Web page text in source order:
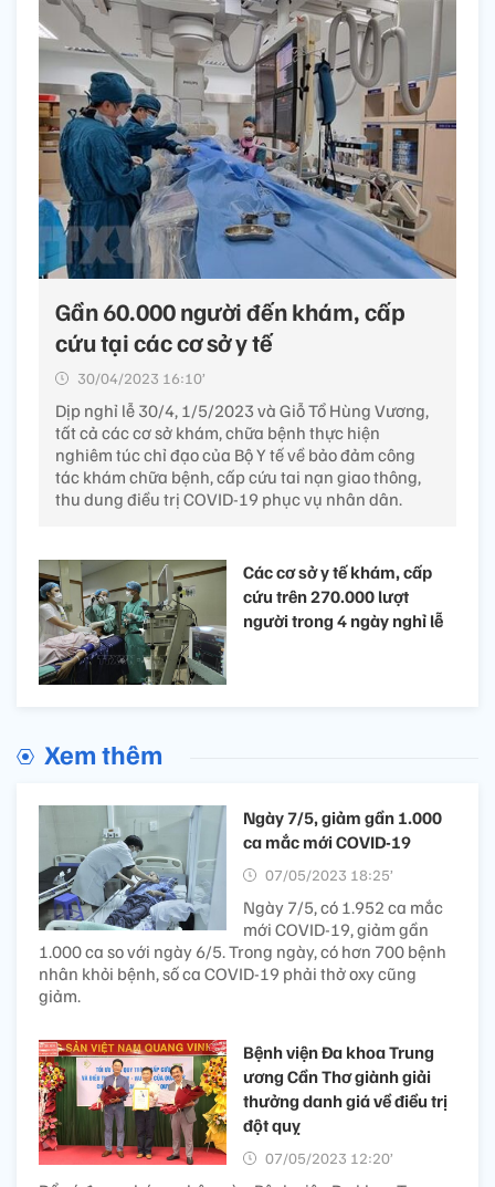
Gần 60.000 người đến khám, cấp
cứu tại các cơ sở y tế
30/04/2023 16:10’
Dịp nghỉ lễ 30/4, 1/5/2023 và Giỗ Tổ Hùng Vương,
tất cả các cơ sở khám, chữa bệnh thực hiện
nghiêm túc chỉ đạo của Bộ Y tế về bảo đảm công
tác khám chữa bệnh, cấp cứu tai nạn giao thông,
thu dung điều trị COVID-19 phục vụ nhân dân.
Các cơ sở y tế khám, cấp
cứu trên 270.000 lượt
người trong 4 ngày nghỉ lễ
Xem thêm
Ngày 7/5, giảm gần 1.000
ca mắc mới COVID-19
07/05/2023 18:25’
Ngày 7/5, có 1.952 ca mắc
mới COVID-19, giảm gần
1.000 ca so với ngày 6/5. Trong ngày, có hơn 700 bệnh
nhân khỏi bệnh, số ca COVID-19 phải thở oxy cũng
giảm.
Bệnh viện Đa khoa Trung
ương Cần Thơ giành giải
thưởng danh giá về điều trị
đột quỵ
07/05/2023 12:20’